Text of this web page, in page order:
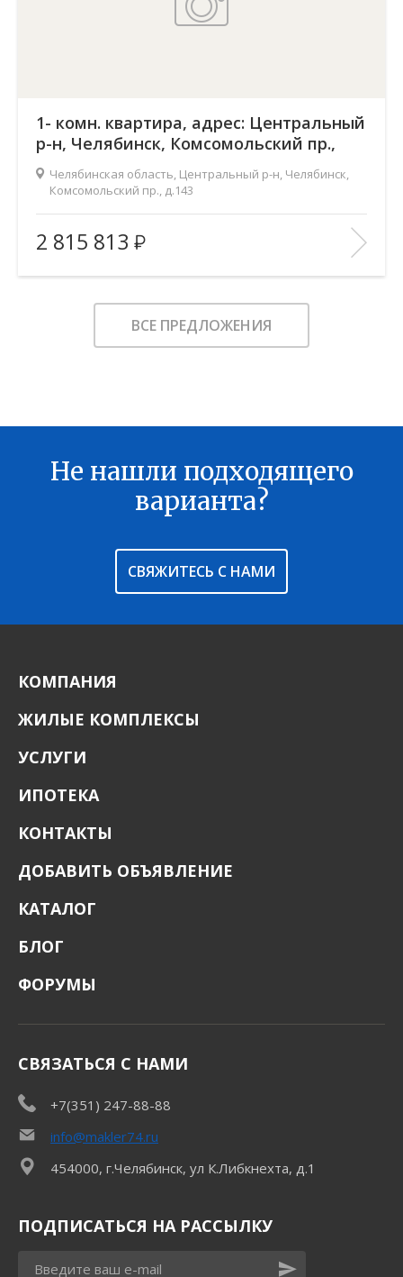
1- комн. квартира, адрес: Центральный
р-н, Челябинск, Комсомольский пр.,
д.143Челябинская область, Центральный р-н, Челябинск,
Комсомольский пр., д.143
Жилой комплекс:
Ньютон
Количество комнат:
1
Общая площадь:
37.7 м
В ИЗБРАННОЕ
2 815 813
ВСЕ ПРЕДЛОЖЕНИЯ
Не нашли подходящего
варианта?
СВЯЖИТЕСЬ С НАМИ
КОМПАНИЯ
ЖИЛЫЕ КОМПЛЕКСЫ
УСЛУГИ
ИПОТЕКА
КОНТАКТЫ
ДОБАВИТЬ ОБЪЯВЛЕНИЕ
КАТАЛОГ
БЛОГ
ФОРУМЫ
СВЯЗАТЬСЯ С НАМИ
+7(351) 247-88-88
info@makler74.ru
454000, г.Челябинск, ул К.Либкнехта, д.1
ПОДПИСАТЬСЯ НА РАССЫЛКУ